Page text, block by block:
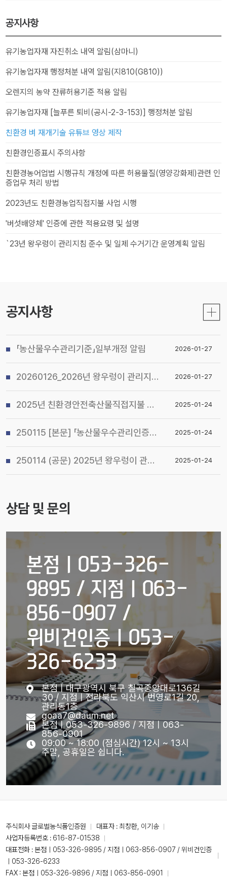
공지사항
유기농업자재 자진취소 내역 알림(삼마니)
유기농업자재 행정처분 내역 알림(지810(G810))
오렌지의 농약 잔류허용기준 적용 알림
유기농업자재 [늘푸른 퇴비(공시-2-3-153)] 행정처분 알림
친환경 벼 재개기술 유튜브 영상 제작
친환경인증표시 주의사항
친환경농어업법 시행규칙 개정에 따른 허용물질(영양강화제)관련 인
증업무 처리 방법
2023년도 친환경농업직접지불 사업 시행
'버섯배양체' 인증에 관한 적용요령 및 설명
`23년 왕우렁이 관리지침 준수 및 일제 수거기간 운영계획 알림
공지사항
「농산물우수관리기준」일부개정 알림 2026-01-27
20260126_2026년 왕우렁이 관리지침 및 전국 일제 수거기간 운영계획 알림 2026-01-27
2025년 친환경안전축산물직접지불 사업 시행지침 알림 2025-01-24
250115 [본문] 「농산물우수관리인증(GAP) 기본교육 관리지침」개정 알림 2025-01-24
250114 (공문) 2025년 왕우렁이 관리지침 및 전국 일제 수거기간 운영계획 알림 2025-01-24
상담 및 문의
본점ㅣ053-326-
9895 / 지점ㅣ063-
856-0907 /
위비건인증ㅣ053-
326-6233
본점ㅣ대구광역시 북구 칠곡중앙대로136길
30 / 지점ㅣ전라북도 익산시 번영로1길 20,
관리동1층
goaa7@daum.net
본점ㅣ053-326-9896 / 지점ㅣ063-
856-0901
09:00 ~ 18:00 (점심시간) 12시 ~ 13시
주말, 공휴일은 쉽니다.
주식회사 글로벌농식품인증원
대표자 : 최창환, 이기송
사업자등록번호 : 616-87-01538
대표전화 : 본점ㅣ053-326-9895 / 지점ㅣ063-856-0907 / 위비건인증
ㅣ053-326-6233
FAX : 본점ㅣ053-326-9896 / 지점ㅣ063-856-0901